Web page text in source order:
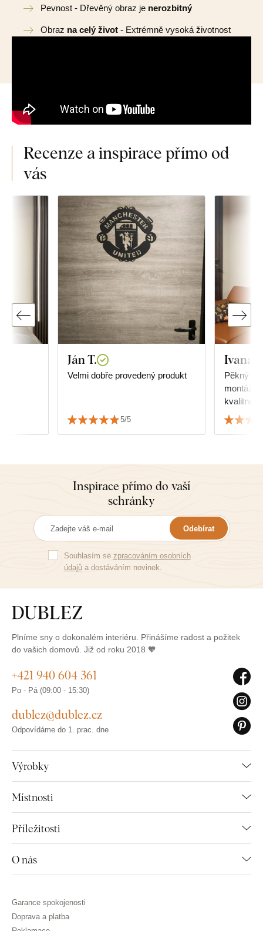
Pevnost - Dřevěný obraz je nerozbitný
Obraz na celý život - Extrémně vysoká životnost
Recenze a inspirace přímo od
vás
Ján T.
Velmi dobře provedený produkt
5/5
Ivana
Pěkný
montáž,
kvalitně
Inspirace přímo do vaší
schránky
Odebírat
Souhlasím se zpracováním osobních
údajůa dostáváním novinek.
Plníme sny o dokonalém interiéru. Přinášíme radost a požitek
do vašich domovů. Již od roku 2018 🧡
Výrobky
Místnosti
Příležitosti
O nás
+421 940 604 361
Po - Pá (09:00 - 15:30)
dublez@dublez.cz
Odpovídáme do 1. prac. dne
Garance spokojenosti
Doprava a platba